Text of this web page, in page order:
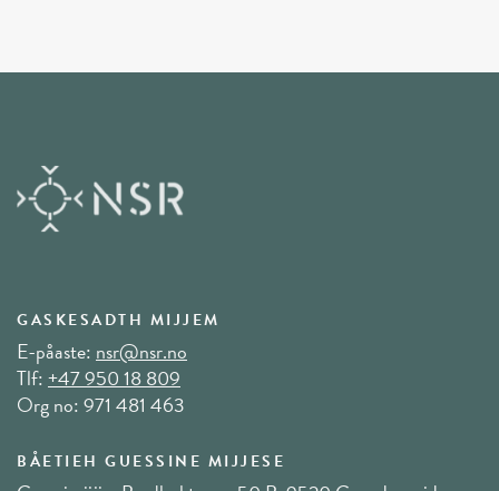
GASKESADTH MIJJEM
E-påaste: nsr@nsr.no
Tlf:+47 950 18 809
Org no: 971 481 463
BÅETIEH GUESSINE MIJJESE